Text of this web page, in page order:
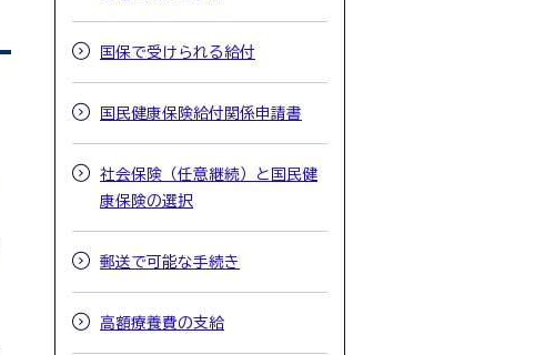
国保で受けられる給付
国民健康保険給付関係申請書
社会保険（任意継続）と国民健
康保険の選択
郵送で可能な手続き
高額療養費の支給